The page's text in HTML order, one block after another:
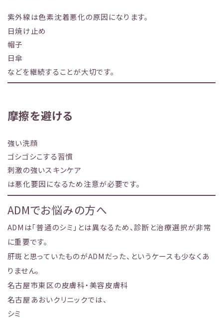
紫外線は色素沈着悪化の原因になります。
日焼け止め
帽子
日傘
などを継続することが大切です。
摩擦を避ける
強い洗顔
ゴシゴシこする習慣
刺激の強いスキンケア
は悪化要因になるため注意が必要です。
ADMでお悩みの方へ
ADMは「普通のシミ」とは異なるため、診断と治療選択が非常
に重要です。
肝斑と思っていたものがADMだった、というケースも少なくあ
りません。
名古屋市東区の皮膚科・美容皮膚科
名古屋あおいクリニックでは、
シミ